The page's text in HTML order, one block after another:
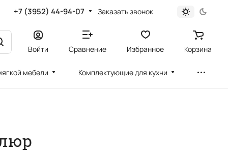
+7 (3952) 44-94-07 Заказать звонок
Войти Сравнение Избранное Корзина
мебели Комплектующие для кухни